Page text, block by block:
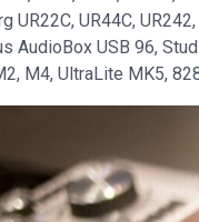
UR22C, UR44C,
AudioBox USB 96,
M4, UltraLite MK5,